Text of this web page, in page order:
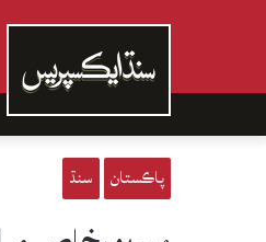
پاڪستان سنڌ